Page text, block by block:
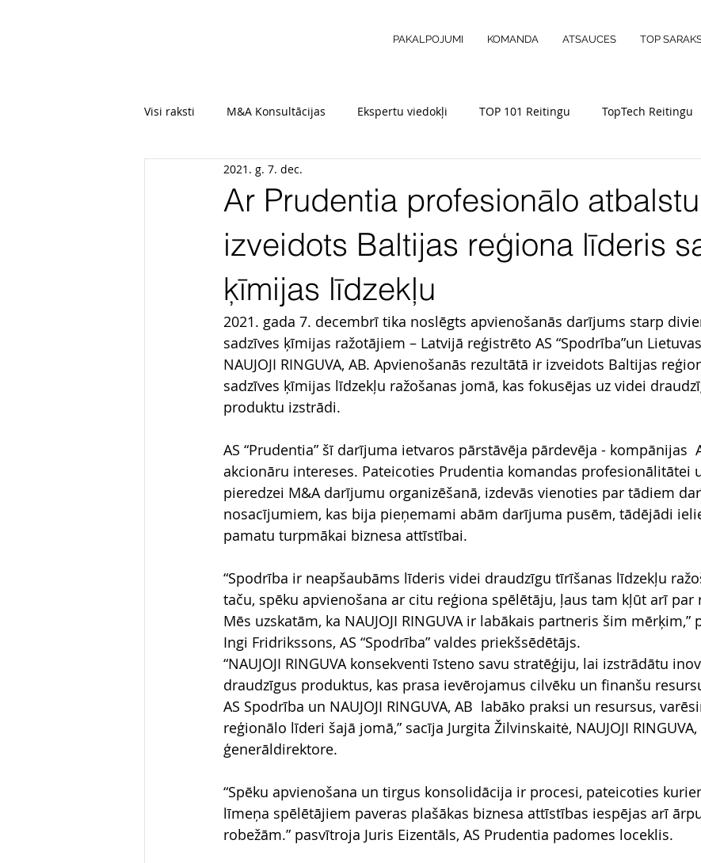
PAKALPOJUMI KOMANDA ATSAUCES TOP
Visi raksti M&A Konsultācijas Ekspertu viedokļi TOP 101 Reitingu TopTech Reitingu
Ar Prudentia profesionālo
izveidots Baltijas reģiona līderis
ķīmijas līdzekļu
2021. g. 7. dec.
2021. gada 7. decembrī tika noslēgts apvienošanās darījums starp
sadzīves ķīmijas ražotājiem – Latvijā reģistrēto AS “Spodrība”un
NAUJOJI RINGUVA, AB. Apvienošanās rezultātā ir izveidots Baltijas
sadzīves ķīmijas līdzekļu ražošanas jomā, kas fokusējas uz videi
produktu izstrādi.
AS “Prudentia” šī darījuma ietvaros pārstāvēja pārdevēja - kompānijas
akcionāru intereses. Pateicoties Prudentia komandas profesionālitātei
pieredzei M&A darījumu organizēšanā, izdevās vienoties par tādiem
nosacījumiem, kas bija pieņemami abām darījuma pusēm, tādējādi
pamatu turpmākai biznesa attīstībai.
“Spodrība ir neapšaubāms līderis videi draudzīgu tīrīšanas līdzekļu
taču, spēku apvienošana ar citu reģiona spēlētāju, ļaus tam kļūt arī
Mēs uzskatām, ka NAUJOJI RINGUVA ir labākais partneris šim mērķim,”
Ingi Fridrikssons, AS “Spodrība” valdes priekšsēdētājs.
“NAUJOJI RINGUVA konsekventi īsteno savu stratēģiju, lai izstrādātu
draudzīgus produktus, kas prasa ievērojamus cilvēku un finanšu
AS Spodrība un NAUJOJI RINGUVA, AB  labāko praksi un resursus,
reģionālo līderi šajā jomā,” sacīja Jurgita Žilvinskaitė, NAUJOJI RINGUVA,
ģenerāldirektore.
“Spēku apvienošana un tirgus konsolidācija ir procesi, pateicoties
līmeņa spēlētājiem paveras plašākas biznesa attīstības iespējas arī
robežām.” pasvītroja Juris Eizentāls, AS Prudentia padomes loceklis.